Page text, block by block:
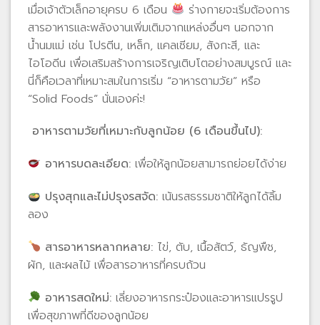
เมื่อเจ้าตัวเล็กอายุครบ 6 เดือน
ร่างกายจะเริ่มต้องการ
สารอาหารและพลังงานเพิ่มเติมจากแหล่งอื่นๆ นอกจาก
น้ำนมแม่ เช่น โปรตีน, เหล็ก, แคลเซียม, สังกะสี, และ
ไอโอดีน เพื่อเสริมสร้างการเจริญเติบโตอย่างสมบูรณ์ และ
นี่ก็คือเวลาที่เหมาะสมในการเริ่ม “อาหารตามวัย” หรือ
“Solid Foods” นั่นเองค่ะ!
อาหารตามวัยที่เหมาะกับลูกน้อย (6 เดือนขึ้นไป):
อาหารบดละเอียด: เพื่อให้ลูกน้อยสามารถย่อยได้ง่าย
ปรุงสุกและไม่ปรุงรสจัด: เน้นรสธรรมชาติให้ลูกได้ลิ้ม
ลอง
สารอาหารหลากหลาย: ไข่, ตับ, เนื้อสัตว์, ธัญพืช,
ผัก, และผลไม้ เพื่อสารอาหารที่ครบถ้วน
อาหารสดใหม่: เลี่ยงอาหารกระป๋องและอาหารแปรรูป
เพื่อสุขภาพที่ดีของลูกน้อย